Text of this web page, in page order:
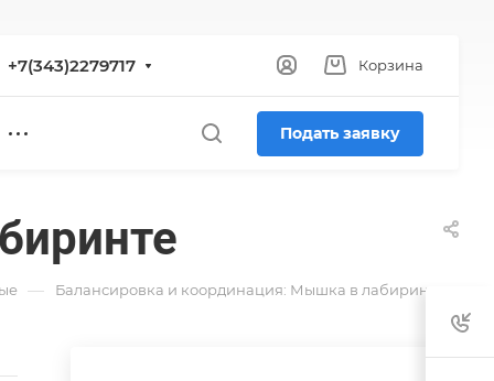
+7(343)2279717 Корзина
Подать заявку
— Балансировка и координация: Мышка в лабиринте